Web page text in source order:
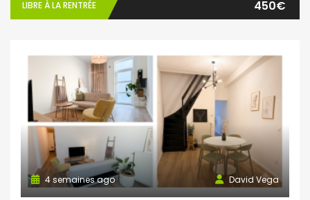
LIBRE À LA RENTRÉE 450€
David Vega
4 semaines ago